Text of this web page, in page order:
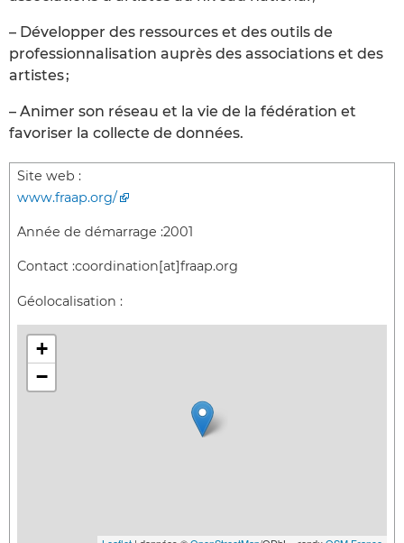
– Développer des ressources et des outils de
professionnalisation auprès des associations et des
artistes ;
– Animer son réseau et la vie de la fédération et
favoriser la collecte de données.
Site web :
www.fraap.org/
Année de démarrage :2001
Contact :coordination[at]fraap.org
Géolocalisation :
+
−